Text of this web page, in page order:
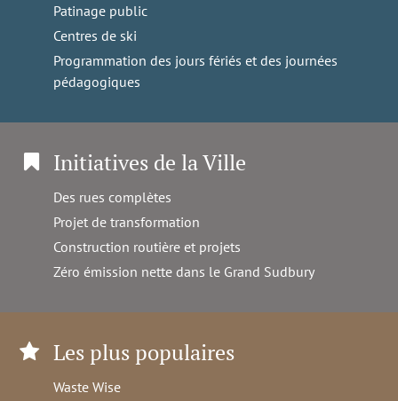
Patinage public
Centres de ski
Programmation des jours fériés et des journées
pédagogiques
Initiatives de la Ville
Des rues complètes
Projet de transformation
Construction routière et projets
Zéro émission nette dans le Grand Sudbury
Les plus populaires
Waste Wise